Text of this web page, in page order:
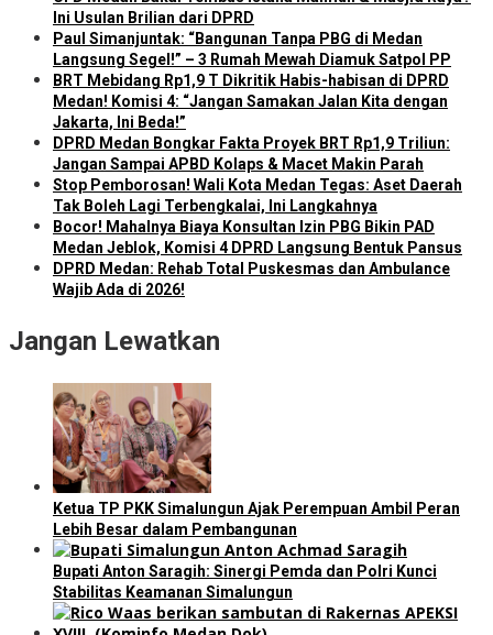
Ini Usulan Brilian dari DPRD
Paul Simanjuntak: “Bangunan Tanpa PBG di Medan
Langsung Segel!” – 3 Rumah Mewah Diamuk Satpol PP
BRT Mebidang Rp1,9 T Dikritik Habis-habisan di DPRD
Medan! Komisi 4: “Jangan Samakan Jalan Kita dengan
Jakarta, Ini Beda!”
DPRD Medan Bongkar Fakta Proyek BRT Rp1,9 Triliun:
Jangan Sampai APBD Kolaps & Macet Makin Parah
Stop Pemborosan! Wali Kota Medan Tegas: Aset Daerah
Tak Boleh Lagi Terbengkalai, Ini Langkahnya
Bocor! Mahalnya Biaya Konsultan Izin PBG Bikin PAD
Medan Jeblok, Komisi 4 DPRD Langsung Bentuk Pansus
DPRD Medan: Rehab Total Puskesmas dan Ambulance
Wajib Ada di 2026!
Jangan Lewatkan
Ketua TP PKK Simalungun Ajak Perempuan Ambil Peran
Lebih Besar dalam Pembangunan
Bupati Anton Saragih: Sinergi Pemda dan Polri Kunci
Stabilitas Keamanan Simalungun